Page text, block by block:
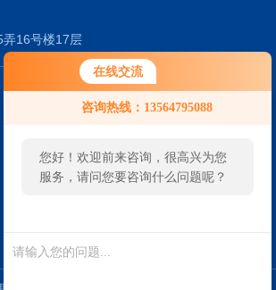
在线交流
咨询热线：13564795088
您好！欢迎前来咨询，很高兴为您
服务，请问您要咨询什么问题呢？
弄16号楼17层